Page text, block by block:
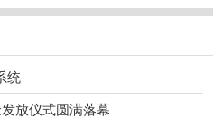
统
放仪式圆满落幕